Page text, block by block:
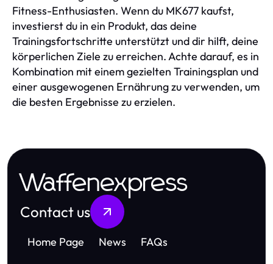
Fitness-Enthusiasten. Wenn du MK677 kaufst,
investierst du in ein Produkt, das deine
Trainingsfortschritte unterstützt und dir hilft, deine
körperlichen Ziele zu erreichen. Achte darauf, es in
Kombination mit einem gezielten Trainingsplan und
einer ausgewogenen Ernährung zu verwenden, um
die besten Ergebnisse zu erzielen.
Waffenexpress
Contact us
Home Page News FAQs